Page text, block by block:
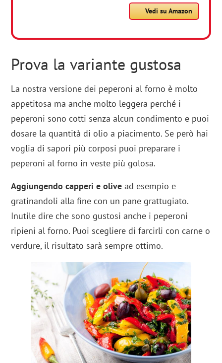
Vedi su Amazon
Prova la variante gustosa
La nostra versione dei peperoni al forno è molto
appetitosa ma anche molto leggera perché i
peperoni sono cotti senza alcun condimento e puoi
dosare la quantità di olio a piacimento. Se però hai
voglia di sapori più corposi puoi preparare i
peperoni al forno in veste più golosa.
Aggiungendo capperi e olive ad esempio e
gratinandoli alla fine con un pane grattugiato.
Inutile dire che sono gustosi anche i peperoni
ripieni al forno. Puoi scegliere di farcirli con carne o
verdure, il risultato sarà sempre ottimo.